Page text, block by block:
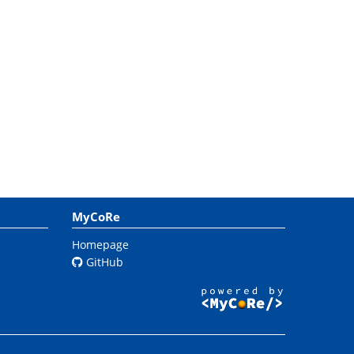
MyCoRe
Homepage
GitHub